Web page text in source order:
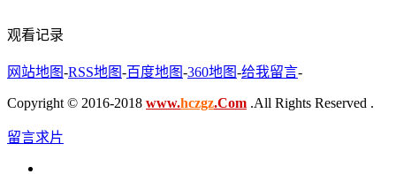
观看记录
网站地图-RSS地图-百度地图-360地图-给我留言-
Copyright © 2016-2018 www.hczgz.Com .All Rights Reserved .
留言求片